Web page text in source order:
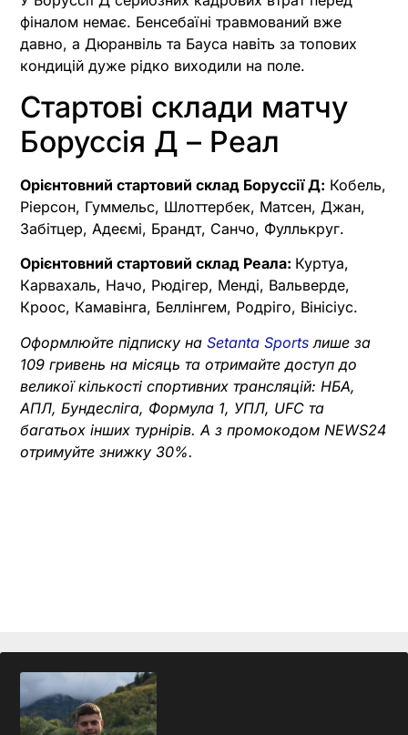
фіналом немає. Бенсебаїні травмований вже
давно, а Дюранвіль та Бауса навіть за топових
кондицій дуже рідко виходили на поле.
Стартові склади матчу
Боруссія Д – Реал
Орієнтовний стартовий склад Боруссії Д: Кобель,
Ріерсон, Гуммельс, Шлоттербек, Матсен, Джан,
Забітцер, Адеємі, Брандт, Санчо, Фуллькруг.
Орієнтовний стартовий склад Реала: Куртуа,
Карвахаль, Начо, Рюдігер, Менді, Вальверде,
Кроос, Камавінга, Беллінгем, Родріго, Вінісіус.
Оформлюйте підписку на Setanta Sports лише за
109 гривень на місяць та отримайте доступ до
великої кількості спортивних трансляцій: НБА,
АПЛ, Бундесліга, Формула 1, УПЛ, UFC та
багатьох інших турнірів. А з промокодом NEWS24
отримуйте знижку 30%.